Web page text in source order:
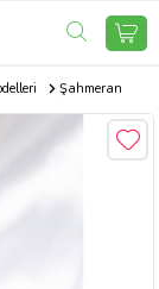
Şahmeran